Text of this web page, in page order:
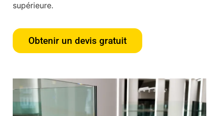
supérieure.
Obtenir un devis gratuit